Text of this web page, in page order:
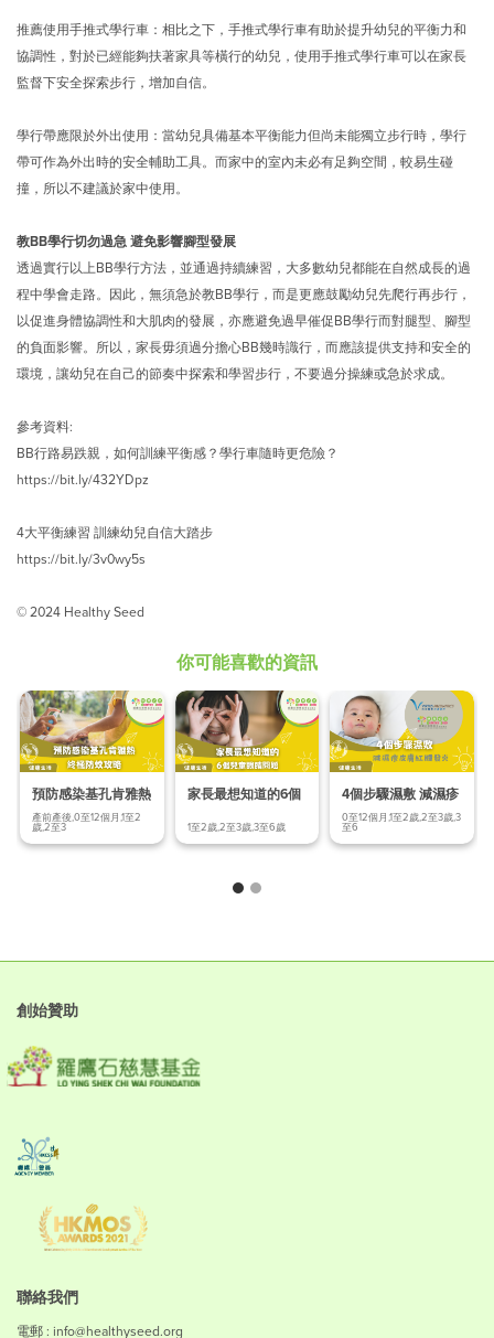
推薦使用手推式學行車：相比之下，手推式學行車有助於提升幼兒的平衡力和
協調性，對於已經能夠扶著家具等橫行的幼兒，使用手推式學行車可以在家長
監督下安全探索步行，增加自信。
學行帶應限於外出使用：當幼兒具備基本平衡能力但尚未能獨立步行時，學行
帶可作為外出時的安全輔助工具。而家中的室內未必有足夠空間，較易生碰
撞，所以不建議於家中使用。
教BB學行切勿過急 避免影響腳型發展
透過實行以上BB學行方法，並通過持續練習，大多數幼兒都能在自然成長的過
程中學會走路。因此，無須急於教BB學行，而是更應鼓勵幼兒先爬行再步行，
以促進身體協調性和大肌肉的發展，亦應避免過早催促BB學行而對腿型、腳型
的負面影響。所以，家長毋須過分擔心BB幾時識行，而應該提供支持和安全的
環境，讓幼兒在自己的節奏中探索和學習步行，不要過分操練或急於求成。
參考資料:
BB行路易跌親，如何訓練平衡感？學行車隨時更危險？
https://bit.ly/432YDpz
4大平衡練習 訓練幼兒自信大踏步
https://bit.ly/3v0wy5s
© 2024 Healthy Seed
你可能喜歡的資訊
預防感染基孔肯雅熱
終極防蚊
產前產後,0至12個月,1至2
歲,2至3
家長最想知道的6個
1至2歲,2至3歲,3至6歲
4個步驟濕敷 減濕疹
皮膚紅腫發炎
0至12個月,1至2歲,2至3歲,3
至6
創始贊助
聯絡我們
電郵 : info@healthyseed.org